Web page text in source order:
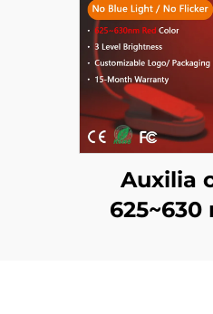
Auxilia
625~630